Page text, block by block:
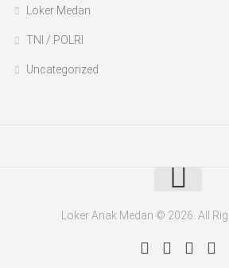
Loker Medan
TNI / POLRI
Uncategorized
Loker Anak Medan © 2026. All